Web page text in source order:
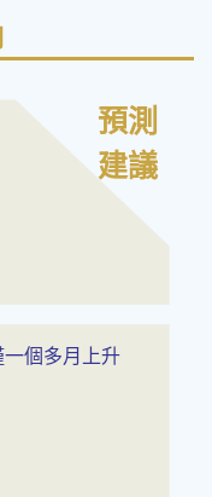
預測
建議
個多月上升